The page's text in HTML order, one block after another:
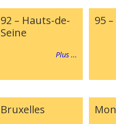
92 – Hauts-de-
Seine
Plus ...
95 –
Bruxelles